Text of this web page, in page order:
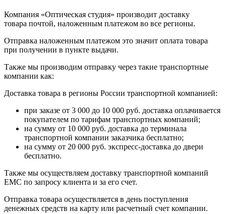
Компания «Оптическая студия» производит доставку
товара почтой, наложенным платежом во все регионы.
Отправка наложенным платежом это значит оплата товара
при получении в пункте выдачи.
Также мы производим отправку через такие транспортные
компании как:
Доставка товара в регионы России транспортной компанией:
при заказе от 3 000 до 10 000 руб. доставка оплачивается
покупателем по тарифам транспортных компаний;
на сумму от 10 000 руб. доставка до терминала
транспортной компании заказчика бесплатно;
на сумму от 20 000 руб. экспресс-доставка до двери
бесплатно.
Также мы осуществляем доставку транспортной компаний
EMC по запросу клиента и за его счет.
Отправка товара осуществляется в день поступления
денежных средств на карту или расчетный счет компании.